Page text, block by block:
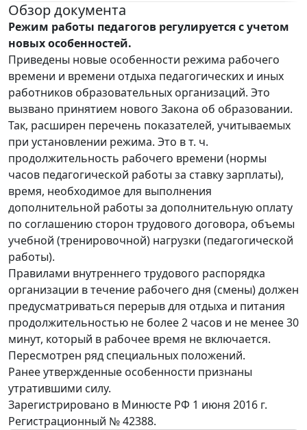
Обзор документа
Режим работы педагогов регулируется с учетом
новых особенностей.
Приведены новые особенности режима рабочего
времени и времени отдыха педагогических и иных
работников образовательных организаций. Это
вызвано принятием нового Закона об образовании.
Так, расширен перечень показателей, учитываемых
при установлении режима. Это в т. ч.
продолжительность рабочего времени (нормы
часов педагогической работы за ставку зарплаты),
время, необходимое для выполнения
дополнительной работы за дополнительную оплату
по соглашению сторон трудового договора, объемы
учебной (тренировочной) нагрузки (педагогической
работы).
Правилами внутреннего трудового распорядка
организации в течение рабочего дня (смены) должен
предусматриваться перерыв для отдыха и питания
продолжительностью не более 2 часов и не менее 30
минут, который в рабочее время не включается.
Пересмотрен ряд специальных положений.
Ранее утвержденные особенности признаны
утратившими силу.
Зарегистрировано в Минюсте РФ 1 июня 2016 г.
Регистрационный № 42388.